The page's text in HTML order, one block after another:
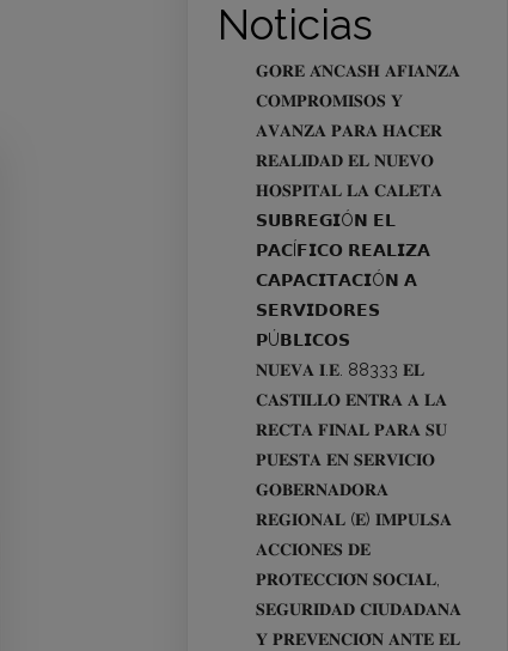
Noticias
𝐆𝐎𝐑𝐄 𝐀́𝐍𝐂𝐀𝐒𝐇 𝐀𝐅𝐈𝐀𝐍𝐙𝐀
𝐂𝐎𝐌𝐏𝐑𝐎𝐌𝐈𝐒𝐎𝐒 𝐘
𝐀𝐕𝐀𝐍𝐙𝐀 𝐏𝐀𝐑𝐀 𝐇𝐀𝐂𝐄𝐑
𝐑𝐄𝐀𝐋𝐈𝐃𝐀𝐃 𝐄𝐋 𝐍𝐔𝐄𝐕𝐎
𝐇𝐎𝐒𝐏𝐈𝐓𝐀𝐋 𝐋𝐀 𝐂𝐀𝐋𝐄𝐓𝐀
𝗦𝗨𝗕𝗥𝗘𝗚𝗜Ó𝗡 𝗘𝗟
𝗣𝗔𝗖Í𝗙𝗜𝗖𝗢 𝗥𝗘𝗔𝗟𝗜𝗭𝗔
𝗖𝗔𝗣𝗔𝗖𝗜𝗧𝗔𝗖𝗜Ó𝗡 𝗔
𝗦𝗘𝗥𝗩𝗜𝗗𝗢𝗥𝗘𝗦
𝗣Ú𝗕𝗟𝗜𝗖𝗢𝗦
𝐍𝐔𝐄𝐕𝐀 𝐈.𝐄. 88333 𝐄𝐋
𝐂𝐀𝐒𝐓𝐈𝐋𝐋𝐎 𝐄𝐍𝐓𝐑𝐀 𝐀 𝐋𝐀
𝐑𝐄𝐂𝐓𝐀 𝐅𝐈𝐍𝐀𝐋 𝐏𝐀𝐑𝐀 𝐒𝐔
𝐏𝐔𝐄𝐒𝐓𝐀 𝐄𝐍 𝐒𝐄𝐑𝐕𝐈𝐂𝐈𝐎
𝐆𝐎𝐁𝐄𝐑𝐍𝐀𝐃𝐎𝐑𝐀
𝐑𝐄𝐆𝐈𝐎𝐍𝐀𝐋 (𝐄) 𝐈𝐌𝐏𝐔𝐋𝐒𝐀
𝐀𝐂𝐂𝐈𝐎𝐍𝐄𝐒 𝐃𝐄
𝐏𝐑𝐎𝐓𝐄𝐂𝐂𝐈𝐎́𝐍 𝐒𝐎𝐂𝐈𝐀𝐋,
𝐒𝐄𝐆𝐔𝐑𝐈𝐃𝐀𝐃 𝐂𝐈𝐔𝐃𝐀𝐃𝐀𝐍𝐀
𝐘 𝐏𝐑𝐄𝐕𝐄𝐍𝐂𝐈𝐎́𝐍 𝐀𝐍𝐓𝐄 𝐄𝐋